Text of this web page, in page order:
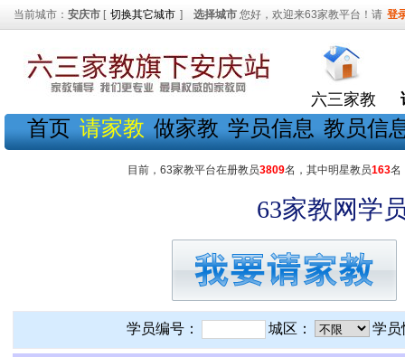
当前城市： 安庆市 [ 切换其它城市 ] 选择城市 您好，欢迎来63家教平台！请 登
六三家教
首页 请家教 做家教 学员信息 教员信
目前，63家教平台在册教员3809名，其中明星教员163名
63家教网学
学员编号： 城区： 学员